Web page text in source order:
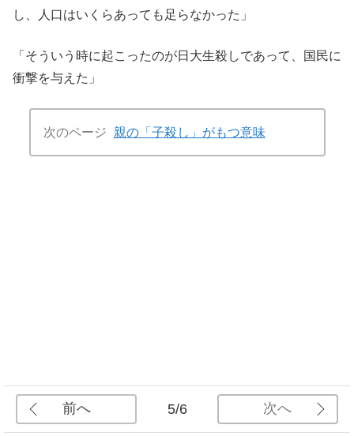
し、人口はいくらあっても足らなかった」
「そういう時に起こったのが日大生殺しであって、国民に
衝撃を与えた」
次のページ 親の「子殺し」がもつ意味
前へ 5/6 次へ